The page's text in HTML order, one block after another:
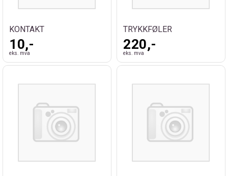
KONTAKT
10,-
eks. mva
TRYKKFØLER
220,-
eks. mva